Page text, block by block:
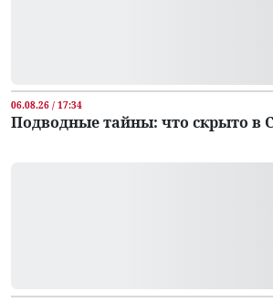
06.08.26 / 17:34
Подводные тайны: что скрыто в